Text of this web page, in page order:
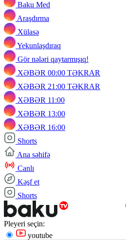
Baku Med
Araşdırma
Xülasə
Yekunlaşdıraq
Gör nələri qaytarmışıq!
XƏBƏR 00:00 TƏKRAR
XƏBƏR 21:00 TƏKRAR
XƏBƏR 11:00
XƏBƏR 13:00
XƏBƏR 16:00
Shorts
Ana səhifə
Canlı
Kəşf et
Shorts
Pleyeri seçin:
youtube